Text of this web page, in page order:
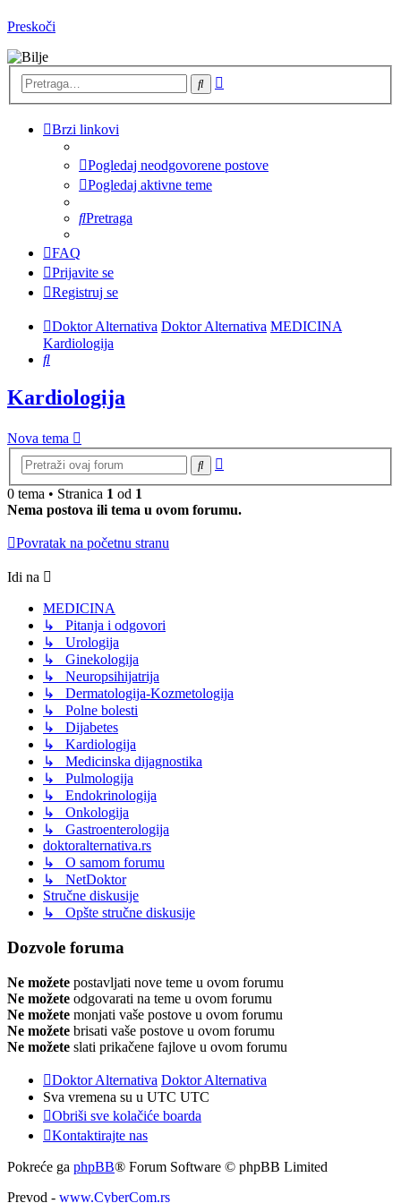
Preskoči
Pretraga
Brzi linkovi
Pogledaj neodgovorene postove
Pogledaj aktivne teme
Pretraga
FAQ
Prijavite se
Registruj se
Doktor Alternativa Doktor Alternativa MEDICINA
Kardiologija
Pretraga
Kardiologija
Nova tema
Pretraga
0 tema • Stranica 1 od 1
Nema postova ili tema u ovom forumu.
Povratak na početnu stranu
Idi na
MEDICINA
↳ Pitanja i odgovori
↳ Urologija
↳ Ginekologija
↳ Neuropsihijatrija
↳ Dermatologija-Kozmetologija
↳ Polne bolesti
↳ Dijabetes
↳ Kardiologija
↳ Medicinska dijagnostika
↳ Pulmologija
↳ Endokrinologija
↳ Onkologija
↳ Gastroenterologija
doktoralternativa.rs
↳ O samom forumu
↳ NetDoktor
Stručne diskusije
↳ Opšte stručne diskusije
Dozvole foruma
Ne možete postavljati nove teme u ovom forumu
Ne možete odgovarati na teme u ovom forumu
Ne možete monjati vaše postove u ovom forumu
Ne možete brisati vaše postove u ovom forumu
Ne možete slati prikačene fajlove u ovom forumu
Doktor Alternativa Doktor Alternativa
Sva vremena su u UTC UTC
Obriši sve kolačiće boarda
Kontaktirajte nas
Pokreće ga phpBB® Forum Software © phpBB Limited
Prevod - www.CyberCom.rs